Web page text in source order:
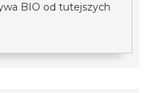
BIO od tutejszych